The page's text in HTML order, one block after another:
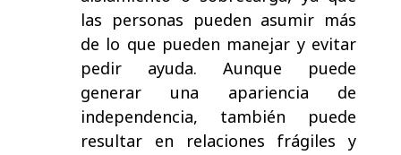
las personas pueden asumir más
de lo que pueden manejar y evitar
pedir ayuda. Aunque puede
generar una apariencia de
independencia, también puede
resultar en relaciones frágiles y